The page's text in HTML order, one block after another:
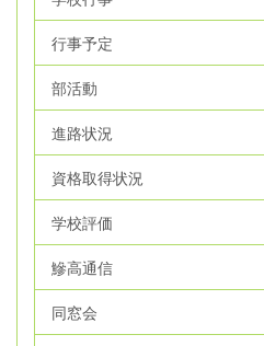
行事予定
部活動
進路状況
資格取得状況
学校評価
鰺高通信
同窓会